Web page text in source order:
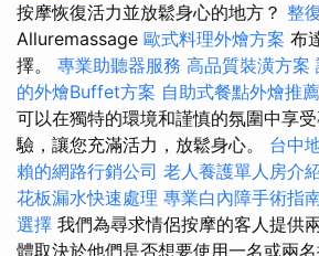
按摩恢復活力並放鬆身心的地方？ 整
Alluremassage 歐式料理外燴方案 布
擇。 專業助聽器服務 高品質裝潢方案
的外燴Buffet方案 自助式餐點外燴推薦
可以在獨特的環境和謹慎的氛圍中享
驗，讓您充滿活力，放鬆身心。 台中
賴的網路行銷公司 老人養護單人房介
花板漏水快速處理 專業白內障手術指
選擇 我們為尋求情侶按摩的客人提供
體取決於他們是否想要使用一名或兩